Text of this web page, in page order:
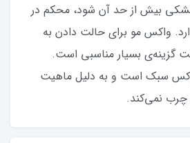
بیش از حد آن شود، محکم در
واکس مو برای حالت دادن به
بسیار مناسبی است.
وکس سبک است و به دلیل ماهیت
چرب نمی‌کند.